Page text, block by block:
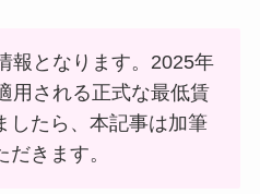
報となります。2025年
用される正式な最低賃
したら、本記事は加筆
きます。